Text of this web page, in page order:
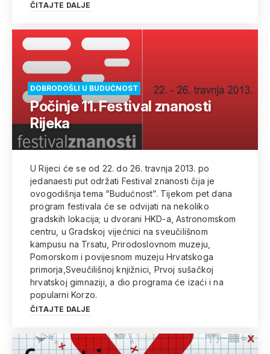
ČITAJTE DALJE
DOBRODOŠLI U BUDUĆNOST
Počinje 11. Festival znanosti
Rijeka
U Rijeci će se od 22. do 26. travnja 2013. po
jedanaesti put održati Festival znanosti čija je
ovogodišnja tema “Budućnost”. Tijekom pet dana
program festivala će se odvijati na nekoliko
gradskih lokacija; u dvorani HKD-a, Astronomskom
centru, u Gradskoj vijećnici na sveučilišnom
kampusu na Trsatu, Prirodoslovnom muzeju,
Pomorskom i povijesnom muzeju Hrvatskoga
primorja,Sveučilišnoj knjižnici, Prvoj sušačkoj
hrvatskoj gimnaziji, a dio programa će izaći i na
popularni Korzo.
ČITAJTE DALJE